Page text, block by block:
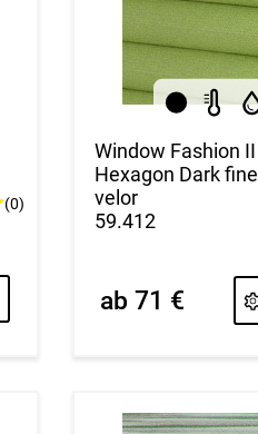
(0)
Window Fashion II
Hexagon Dark fine
velor
59.412
ab 71 €